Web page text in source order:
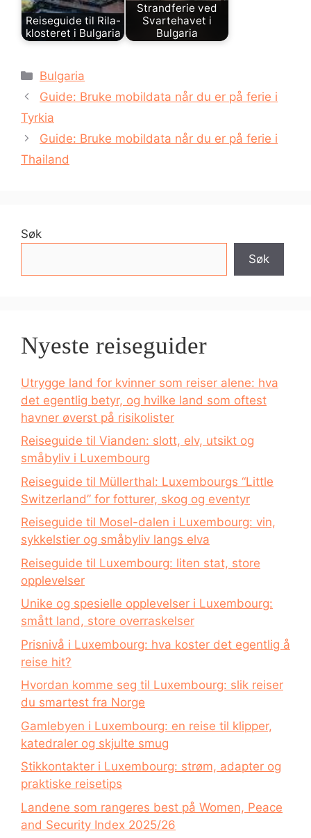
Reiseguide til Rila-
klosteret i Bulgaria
Strandferie ved
Svartehavet i
Bulgaria
Kategorier
Bulgaria
Guide: Bruke mobildata når du er på ferie i
Tyrkia
Guide: Bruke mobildata når du er på ferie i
Thailand
Søk
Søk
Nyeste reiseguider
Utrygge land for kvinner som reiser alene: hva
det egentlig betyr, og hvilke land som oftest
havner øverst på risikolister
Reiseguide til Vianden: slott, elv, utsikt og
småbyliv i Luxembourg
Reiseguide til Müllerthal: Luxembourgs “Little
Switzerland” for fotturer, skog og eventyr
Reiseguide til Mosel-dalen i Luxembourg: vin,
sykkelstier og småbyliv langs elva
Reiseguide til Luxembourg: liten stat, store
opplevelser
Unike og spesielle opplevelser i Luxembourg:
smått land, store overraskelser
Prisnivå i Luxembourg: hva koster det egentlig å
reise hit?
Hvordan komme seg til Luxembourg: slik reiser
du smartest fra Norge
Gamlebyen i Luxembourg: en reise til klipper,
katedraler og skjulte smug
Stikkontakter i Luxembourg: strøm, adapter og
praktiske reisetips
Landene som rangeres best på Women, Peace
and Security Index 2025/26